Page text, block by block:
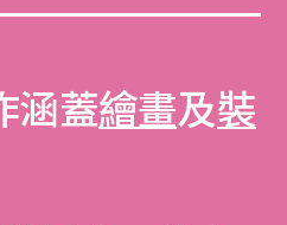
涵蓋繪畫及裝